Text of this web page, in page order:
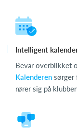
Intelligent
Bevar overblikket
Kalenderen sørger
rører sig på